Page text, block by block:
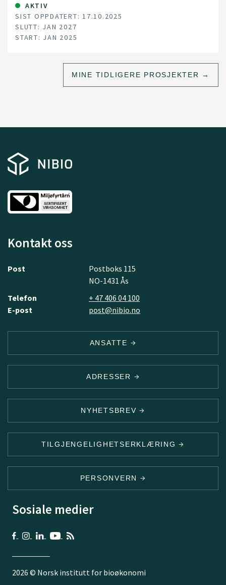
heterogeneous stands, these models will support more
accurate, spatially explicit forest simulations and
inform sustainable and diversified forest management
decisions.
AKTIV
SIST OPPDATERT: 17.10.2025
SLUTT: JAN 2027
START: JAN 2025
MINE TIDLIGERE PROSJEKTER
Kontakt oss
Post
Postboks 115
NO-1431 Ås
Telefon
+ 47 406 04 100
E-post
post@nibio.no
ANSATTE
ADRESSER
NYHETSBREV
TILGJENGELIGHETSERKLÆRING
PERSONVERN
Sosiale medier
2026 © Norsk institutt for bioøkonomi